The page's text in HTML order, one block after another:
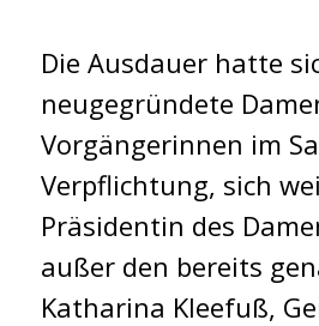
Die Ausdauer hatte
neugegründete
Vorgängerinnen im
Verpflichtung, sich
Präsidentin des
außer den bereits
Katharina Kleefuß,